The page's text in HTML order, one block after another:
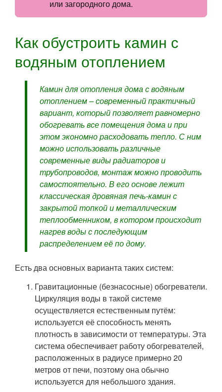
или загородного дома.
Как обустроить камин с
водяным отоплением
Камин для отопления дома с водяным
отоплением – современный практичный
вариант, который позволяет равномерно
обогревать все помещения дома и при
этом экономно расходовать тепло. С ним
можно использовать различные
современные виды радиаторов и
трубопроводов, монтаж можно проводить
самостоятельно. В его основе лежит
классическая дровяная печь-камин с
закрытой топкой и металлическим
теплообменником, в котором происходит
нагрев воды с последующим
распределением её по дому.
Есть два основных варианта таких систем:
Гравитационные (безнасосные) обогреватели.
Циркуляция воды в такой системе
осуществляется естественным путём:
используется её способность менять
плотность в зависимости от температуры. Эта
система обеспечивает работу обогревателей,
расположенных в радиусе примерно 20
метров от печи, поэтому она обычно
используется для небольшого здания.